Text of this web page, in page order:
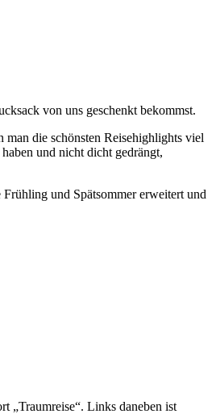
von uns geschenkt bekommst.
man die schönsten Reisehighlights viel
und nicht dicht gedrängt,
und Spätsommer erweitert und